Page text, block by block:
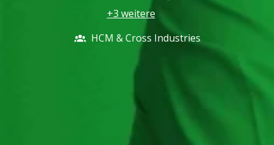
+3 weitere
HCM & Cross Industries